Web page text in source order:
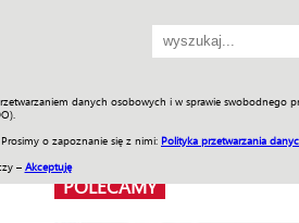
danych osobowych i w sprawie swobodnego
o zapoznanie się z nimi: Polityka przetwarzania
– Akceptuję
SKLEP Jednodniówki Praca w
POLECAMY